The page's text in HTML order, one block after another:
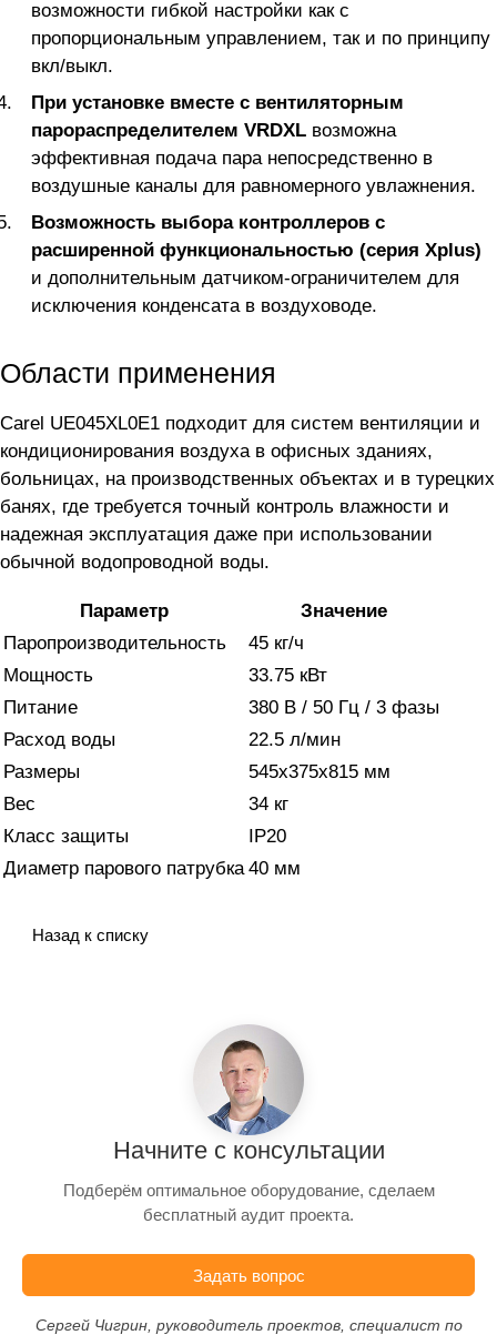
возможности гибкой настройки как с
пропорциональным управлением, так и по принципу
вкл/выкл.
При установке вместе с вентиляторным
парораспределителем VRDXL возможна
эффективная подача пара непосредственно в
воздушные каналы для равномерного увлажнения.
Возможность выбора контроллеров с
расширенной функциональностью (серия Xplus)
и дополнительным датчиком-ограничителем для
исключения конденсата в воздуховоде.
Области применения
Carel UE045XL0E1 подходит для систем вентиляции и
кондиционирования воздуха в офисных зданиях,
больницах, на производственных объектах и в турецких
банях, где требуется точный контроль влажности и
надежная эксплуатация даже при использовании
обычной водопроводной воды.
Параметр
Значение
Паропроизводительность
45 кг/ч
Мощность
33.75 кВт
Питание
380 В / 50 Гц / 3 фазы
Расход воды
22.5 л/мин
Размеры
545x375x815 мм
Вес
34 кг
Класс защиты
IP20
Диаметр парового патрубка 40 мм
Назад к списку
Начните с консультации
Подберём оптимальное оборудование, сделаем
бесплатный аудит проекта.
Задать вопрос
Сергей Чигрин, руководитель проектов, специалист по